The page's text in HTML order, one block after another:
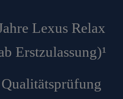
Lexus Relax
Erstzulassung)¹